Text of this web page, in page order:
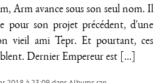
Arm avance sous son seul nom. Il
pour son projet précédent, d'une
vieil ami Tepr. Et pourtant, ces
Dernier Empereur est
[…]